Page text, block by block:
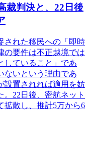
裁判決と、22日後
された移民への「即時
の要件は不正越境では
していること」であ
ないという理由であ
設置されれば適用を妨
22日後、密航ネット
拡散し、推計5万から6